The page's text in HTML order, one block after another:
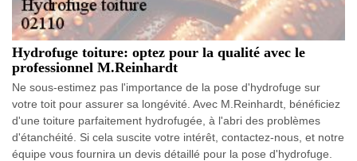
Hydrofuge toiture: optez pour la qualité avec le
professionnel M.Reinhardt
Ne sous-estimez pas l'importance de la pose d'hydrofuge sur
votre toit pour assurer sa longévité. Avec M.Reinhardt, bénéficiez
d'une toiture parfaitement hydrofugée, à l'abri des problèmes
d'étanchéité. Si cela suscite votre intérêt, contactez-nous, et notre
équipe vous fournira un devis détaillé pour la pose d'hydrofuge.